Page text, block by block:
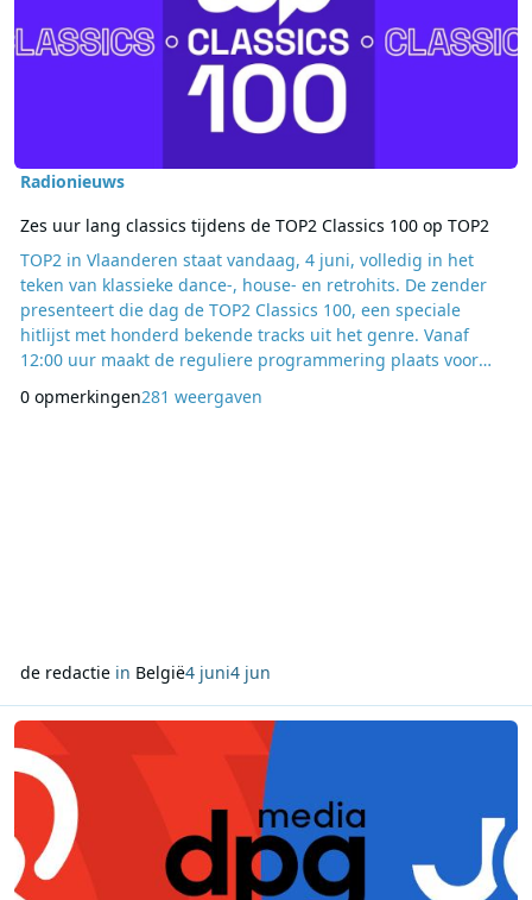
Radionieuws
Zes uur lang classics tijdens de TOP2 Classics 100 op TOP2
TOP2 in Vlaanderen staat vandaag, 4 juni, volledig in het
teken van klassieke dance-, house- en retrohits. De zender
presenteert die dag de TOP2 Classics 100, een speciale
hitlijst met honderd bekende tracks uit het genre. Vanaf
12:00 uur maakt de reguliere programmering plaats voor
populairste uit het aanbod behoren. Luisteraars kunnen
0 opmerkingen281 weergaven
de redactiein België4 juni4 jun
Lees meer over JOE behaalt hoogste mei-score ooit, Qmusic zes